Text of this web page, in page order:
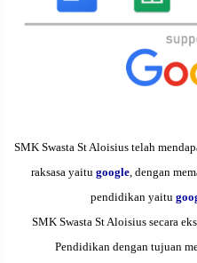
SMK Swasta St Aloisius telah
raksasa yaitu google , dengan
pendidikan yaitu
SMK Swasta St Aloisius secara
Pendidikan dengan tujuan